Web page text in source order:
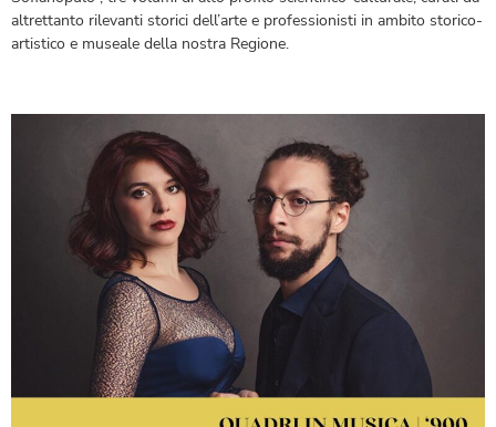
altrettanto rilevanti storici dell’arte e professionisti in ambito storico-
artistico e museale della nostra Regione.